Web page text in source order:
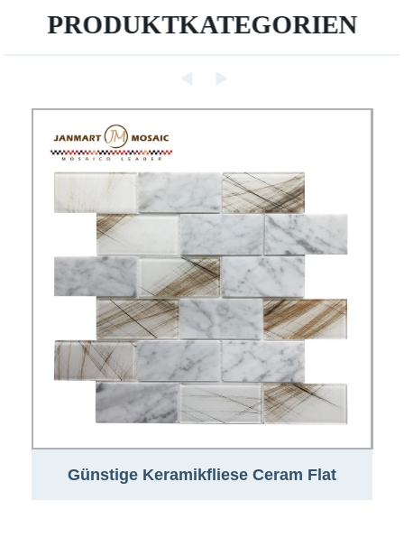
PRODUKTKATEGORIEN
Günstige Keramikfliese Ceram Flat